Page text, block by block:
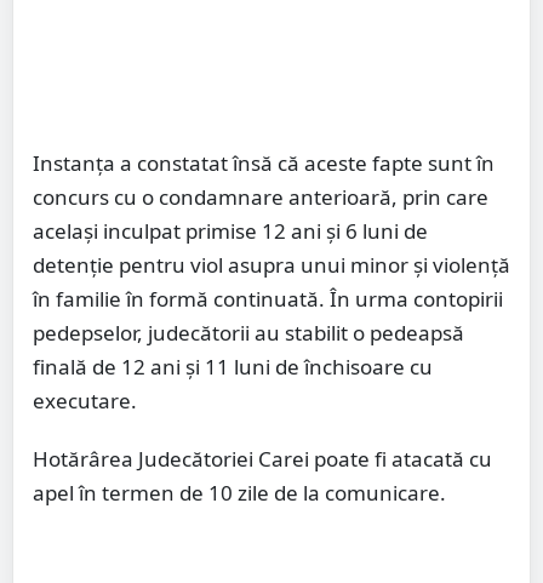
Instanța a constatat însă că aceste fapte sunt în
concurs cu o condamnare anterioară, prin care
același inculpat primise 12 ani și 6 luni de
detenție pentru viol asupra unui minor și violență
în familie în formă continuată. În urma contopirii
pedepselor, judecătorii au stabilit o pedeapsă
finală de 12 ani și 11 luni de închisoare cu
executare.
Hotărârea Judecătoriei Carei poate fi atacată cu
apel în termen de 10 zile de la comunicare.